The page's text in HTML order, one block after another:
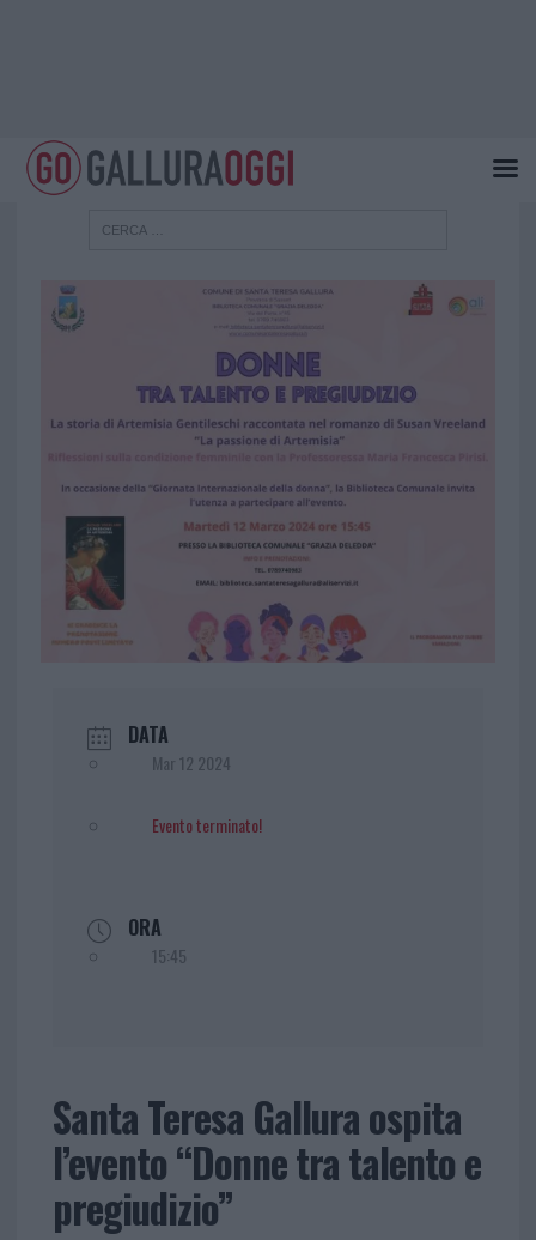
DATA
Mar 12 2024
Evento terminato!
ORA
15:45
Santa Teresa Gallura ospita
l’evento “Donne tra talento e
pregiudizio”